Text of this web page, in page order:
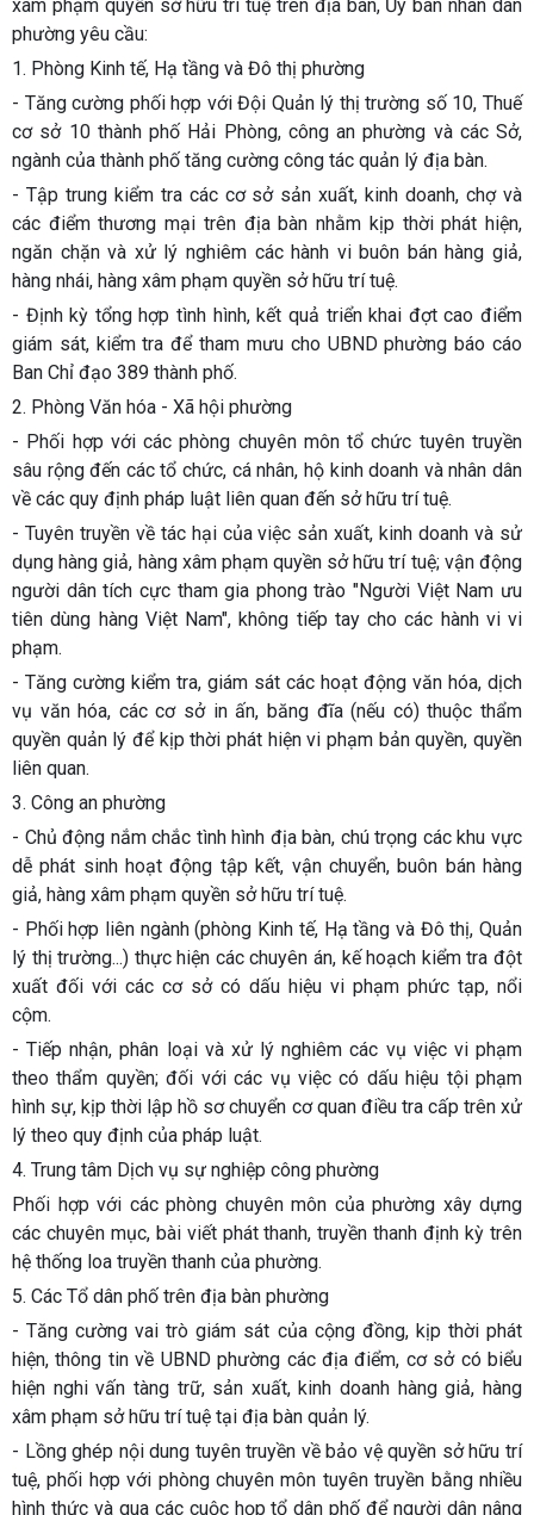
xâm phạm quyền sở hữu trí tuệ trên địa bàn, Ủy ban nhân dân
phường yêu cầu:
1. Phòng Kinh tế, Hạ tầng và Đô thị phường
- Tăng cường phối hợp với Đội Quản lý thị trường số 10, Thuế
cơ sở 10 thành phố Hải Phòng, công an phường và các Sở,
ngành của thành phố tăng cường công tác quản lý địa bàn.
- Tập trung kiểm tra các cơ sở sản xuất, kinh doanh, chợ và
các điểm thương mại trên địa bàn nhằm kịp thời phát hiện,
ngăn chặn và xử lý nghiêm các hành vi buôn bán hàng giả,
hàng nhái, hàng xâm phạm quyền sở hữu trí tuệ.
- Định kỳ tổng hợp tình hình, kết quả triển khai đợt cao điểm
giám sát, kiểm tra để tham mưu cho UBND phường báo cáo
Ban Chỉ đạo 389 thành phố.
2. Phòng Văn hóa - Xã hội phường
- Phối hợp với các phòng chuyên môn tổ chức tuyên truyền
sâu rộng đến các tổ chức, cá nhân, hộ kinh doanh và nhân dân
về các quy định pháp luật liên quan đến sở hữu trí tuệ.
- Tuyên truyền về tác hại của việc sản xuất, kinh doanh và sử
dụng hàng giả, hàng xâm phạm quyền sở hữu trí tuệ; vận động
người dân tích cực tham gia phong trào "Người Việt Nam ưu
tiên dùng hàng Việt Nam", không tiếp tay cho các hành vi vi
phạm.
- Tăng cường kiểm tra, giám sát các hoạt động văn hóa, dịch
vụ văn hóa, các cơ sở in ấn, băng đĩa (nếu có) thuộc thẩm
quyền quản lý để kịp thời phát hiện vi phạm bản quyền, quyền
liên quan.
3. Công an phường
- Chủ động nắm chắc tình hình địa bàn, chú trọng các khu vực
dễ phát sinh hoạt động tập kết, vận chuyển, buôn bán hàng
giả, hàng xâm phạm quyền sở hữu trí tuệ.
- Phối hợp liên ngành (phòng Kinh tế, Hạ tầng và Đô thị, Quản
lý thị trường...) thực hiện các chuyên án, kế hoạch kiểm tra đột
xuất đối với các cơ sở có dấu hiệu vi phạm phức tạp, nổi
cộm.
- Tiếp nhận, phân loại và xử lý nghiêm các vụ việc vi phạm
theo thẩm quyền; đối với các vụ việc có dấu hiệu tội phạm
hình sự, kịp thời lập hồ sơ chuyển cơ quan điều tra cấp trên xử
lý theo quy định của pháp luật.
4. Trung tâm Dịch vụ sự nghiệp công phường
Phối hợp với các phòng chuyên môn của phường xây dựng
các chuyên mục, bài viết phát thanh, truyền thanh định kỳ trên
hệ thống loa truyền thanh của phường.
5. Các Tổ dân phố trên địa bàn phường
- Tăng cường vai trò giám sát của cộng đồng, kịp thời phát
hiện, thông tin về UBND phường các địa điểm, cơ sở có biểu
hiện nghi vấn tàng trữ, sản xuất, kinh doanh hàng giả, hàng
xâm phạm sở hữu trí tuệ tại địa bàn quản lý.
- Lồng ghép nội dung tuyên truyền về bảo vệ quyền sở hữu trí
tuệ, phối hợp với phòng chuyên môn tuyên truyền bằng nhiều
hình thức và qua các cuộc họp tổ dân phố để người dân nâng